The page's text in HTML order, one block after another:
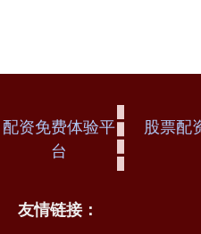
配资免费体验平
台
股票配
友情链接：